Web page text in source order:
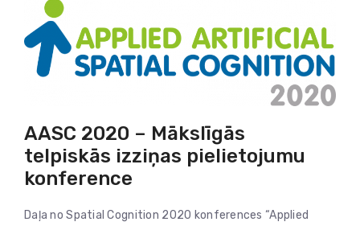
AASC 2020 – Mākslīgās
telpiskās izziņas pielietojumu
konference
Daļa no Spatial Cognition 2020 konferences “Applied